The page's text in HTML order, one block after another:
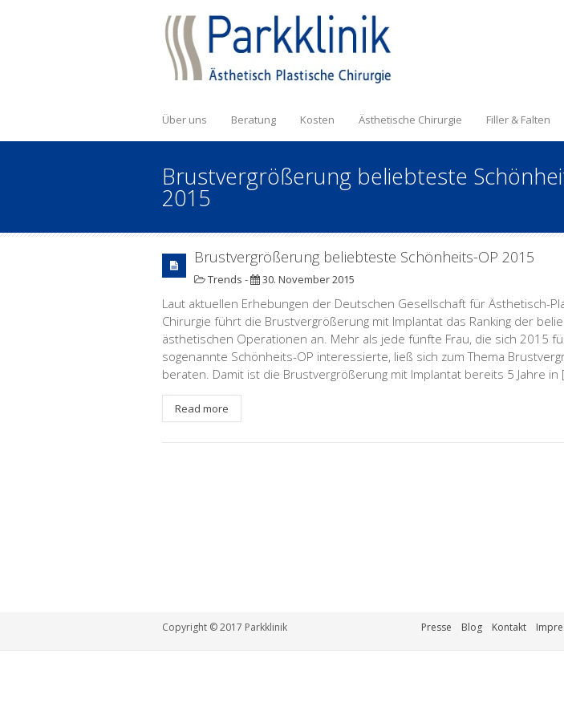
Über uns Beratung Kosten Ästhetische Chirurgie Filler & Falten
Brustvergrößerung beliebteste
2015
Brustvergrößerung beliebteste Schönheits-OP 2015
Trends - 30. November 2015
Laut aktuellen Erhebungen der Deutschen Gesellschaft für Ästhetisch-
Chirurgie führt die Brustvergrößerung mit Implantat das Ranking der
ästhetischen Operationen an. Mehr als jede fünfte Frau, die sich 2015
sogenannte Schönheits-OP interessierte, ließ sich zum Thema
beraten. Damit ist die Brustvergrößerung mit Implantat bereits 5 Jahre in
Read more
Copyright © 2017 Parkklinik Presse Blog Kontakt